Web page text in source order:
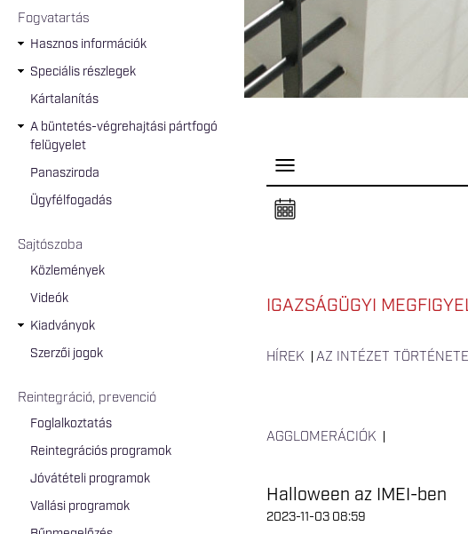
Fogvatartás
Hasznos információk
Speciális részlegek
Kártalanítás
A büntetés-végrehajtási pártfogó
felügyelet
Panasziroda
Ügyfélfogadás
Sajtószoba
Közlemények
Videók
Kiadványok
Szerzői jogok
Reintegráció, prevenció
Foglalkoztatás
Reintegrációs programok
Jóvátételi programok
Vallási programok
P
e
l
s
a
IGAZSÁGÜGYI
HÍREK AZ INTÉZET TÖRTÉNETE
AGGLOMERÁCIÓK
Halloween az IMEI-ben
2023-11-03 08:59